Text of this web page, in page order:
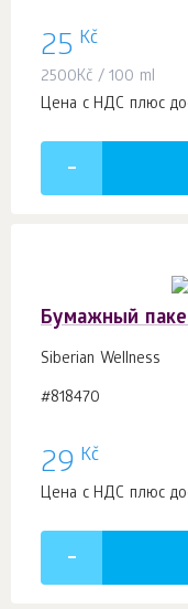
25 Kč
2500Kč / 100 ml
Цена с НДС плюс
Бумажный
Siberian Wellness
#818470
29 Kč
Цена с НДС плюс